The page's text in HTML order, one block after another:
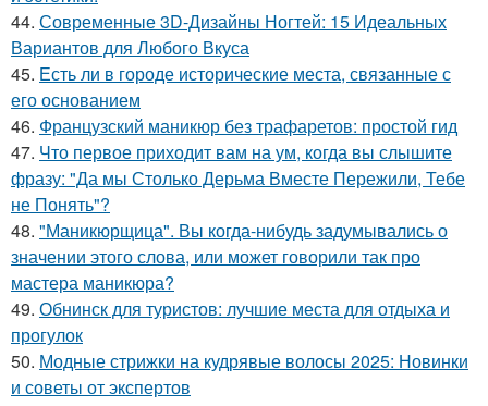
44. Современные 3D-Дизайны Ногтей: 15 Идеальных
Вариантов для Любого Вкуса
45. Есть ли в городе исторические места, связанные с
его основанием
46. Французский маникюр без трафаретов: простой гид
47. Что первое приходит вам на ум, когда вы слышите
фразу: "Да мы Столько Дерьма Вместе Пережили, Тебе
не Понять"?
48. "Маникюрщица". Вы когда-нибудь задумывались о
значении этого слова, или может говорили так про
мастера маникюра?
49. Обнинск для туристов: лучшие места для отдыха и
прогулок
50. Модные стрижки на кудрявые волосы 2025: Новинки
и советы от экспертов